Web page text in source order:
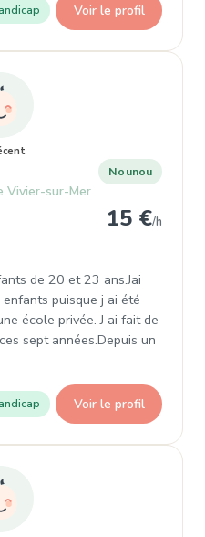
Voir le profil
Vivier-sur-Mer
Nounou
15 €/h
de 20 et 23 ans.Jai
puisque j ai été
école privée. J ai fait de
sept années.Depuis un
Voir le profil